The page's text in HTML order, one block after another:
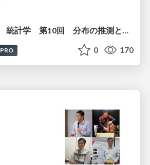
2026年度春学期 統計学 第10回 分布の推測とは － 標本調査，度数分布と確率分布 (2026. 6. 4)
PRO 0 170